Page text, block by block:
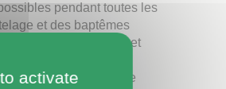
pendant toutes les
et des baptêmes
: 10h à 18h et
décembre et le 1er
sur réservation toute
activate